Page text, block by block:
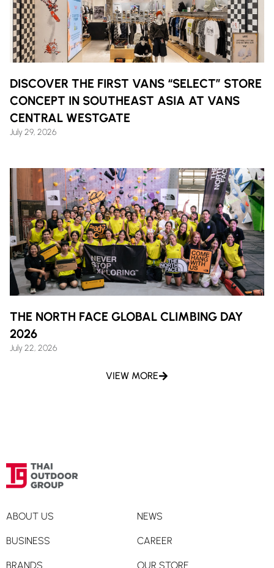
DISCOVER THE FIRST VANS “SELECT” STORE
CONCEPT IN SOUTHEAST ASIA AT VANS
CENTRAL WESTGATE
July 29, 2026
THE NORTH FACE GLOBAL CLIMBING DAY
2026
July 22, 2026
VIEW MORE
ABOUT US
BUSINESS
BRANDS
NEWS
CAREER
OUR STORE